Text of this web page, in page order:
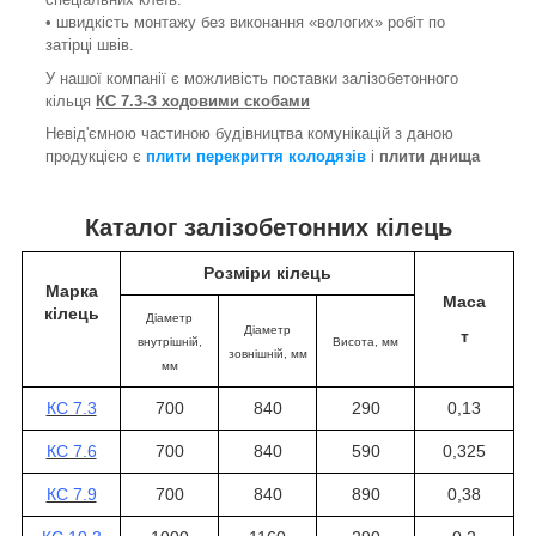
• швидкість монтажу без виконання «вологих» робіт по
затірці швів.
У нашої компанії є можливість поставки залізобетонного
кільця КС 7.3-З ходовими скобами
Невід'ємною частиною будівництва комунікацій з даною
продукцією є плити перекриття колодязів і плити днища
Каталог залізобетонних кілець
Марка
кілець
Розміри кілець
Маса
т
Діаметр
внутрішній,
мм
Діаметр
зовнішній, мм
Висота , мм
КС 7.3 700 840 290 0,13
КС 7.6 700 840 590 0,325
КС 7.9 700 840 890 0,38